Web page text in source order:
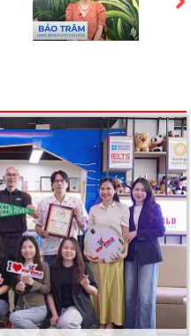
School Completion, Washington
Cơ hội học tập và trải nghiệm tại
đầu
TOÀN DIỆN – BƯỚC ĐỆM VỮNG
EDUCATION
TRỞ THÀNH LỰA CHỌN HÀNG
SINH NĂM 2026 – VÀ TẤT CẢ